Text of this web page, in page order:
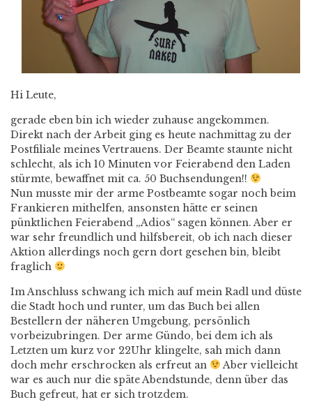
Hi Leute,
gerade eben bin ich wieder zuhause angekommen.
Direkt nach der Arbeit ging es heute nachmittag zu der
Postfiliale meines Vertrauens. Der Beamte staunte nicht
schlecht, als ich 10 Minuten vor Feierabend den Laden
stürmte, bewaffnet mit ca. 50 Buchsendungen!!
Nun musste mir der arme Postbeamte sogar noch beim
Frankieren mithelfen, ansonsten hätte er seinen
pünktlichen Feierabend „Adios“ sagen können. Aber er
war sehr freundlich und hilfsbereit, ob ich nach dieser
Aktion allerdings noch gern dort gesehen bin, bleibt
fraglich
Im Anschluss schwang ich mich auf mein Radl und düste
die Stadt hoch und runter, um das Buch bei allen
Bestellern der näheren Umgebung, persönlich
vorbeizubringen. Der arme Gündo, bei dem ich als
Letzten um kurz vor 22Uhr klingelte, sah mich dann
doch mehr erschrocken als erfreut an
Aber vielleicht
war es auch nur die späte Abendstunde, denn über das
Buch gefreut, hat er sich trotzdem.